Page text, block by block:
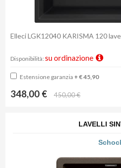
Elleci LGK12040 KARISMA 120
Disponibilità: su ordinazione
Estensione garanzia + € 45,90
348,00 € 450,00 €
LAVELLI